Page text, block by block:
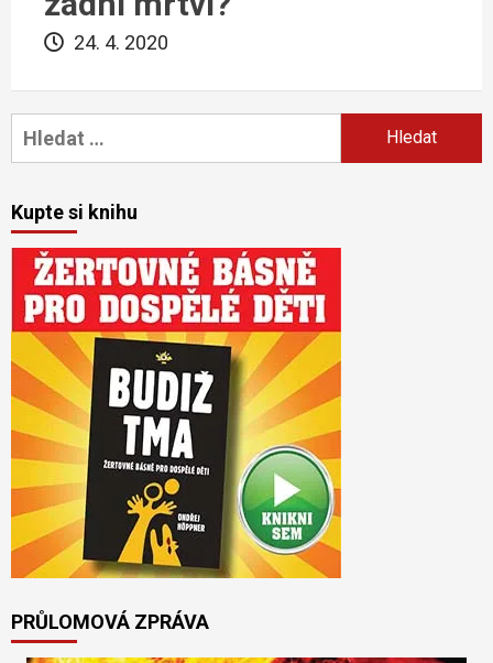
24. 4. 2020
Vyhledávání
Kupte si knihu
PRŮLOMOVÁ ZPRÁVA